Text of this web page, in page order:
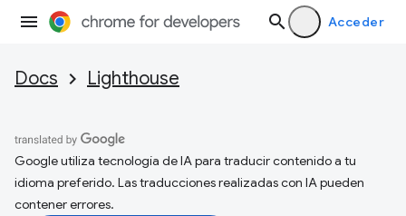
Acceder
Docs Lighthouse
Google utiliza tecnología de IA para traducir contenido a tu
idioma preferido. Las traducciones realizadas con IA pueden
contener errores.